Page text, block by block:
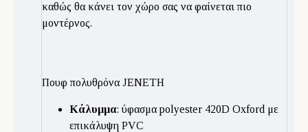
καθώς θα κάνει τον χώρο σας να φαίνεται πιο
μοντέρνος.
Πουφ πολυθρόνα JENETH
Κάλυμμα: ύφασμα polyester 420D Oxford με
επικάλυψη PVC